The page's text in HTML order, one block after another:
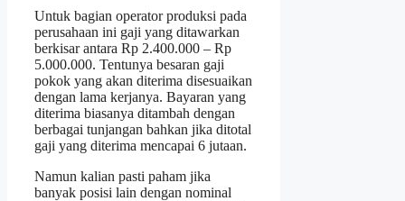
Untuk bagian operator produksi pada
perusahaan ini gaji yang ditawarkan
berkisar antara Rp 2.400.000 – Rp
5.000.000. Tentunya besaran gaji
pokok yang akan diterima disesuaikan
dengan lama kerjanya. Bayaran yang
diterima biasanya ditambah dengan
berbagai tunjangan bahkan jika ditotal
gaji yang diterima mencapai 6 jutaan.
Namun kalian pasti paham jika
banyak posisi lain dengan nominal